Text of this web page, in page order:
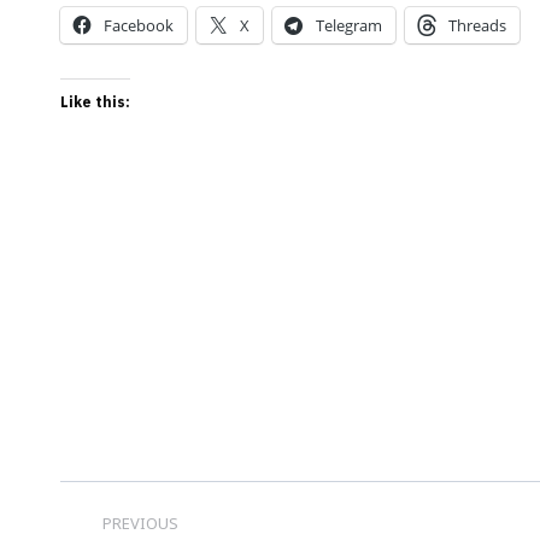
Facebook X Telegram Threads
Like this:
Post
PREVIOUS